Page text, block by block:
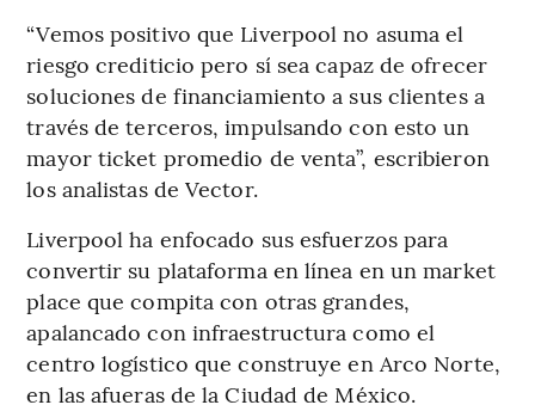
“Vemos positivo que Liverpool no asuma el
riesgo crediticio pero sí sea capaz de ofrecer
soluciones de financiamiento a sus clientes a
través de terceros, impulsando con esto un
mayor ticket promedio de venta”, escribieron
los analistas de Vector.
Liverpool ha enfocado sus esfuerzos para
convertir su plataforma en línea en un market
place que compita con otras grandes,
apalancado con infraestructura como el
centro logístico que construye en Arco Norte,
en las afueras de la Ciudad de México.